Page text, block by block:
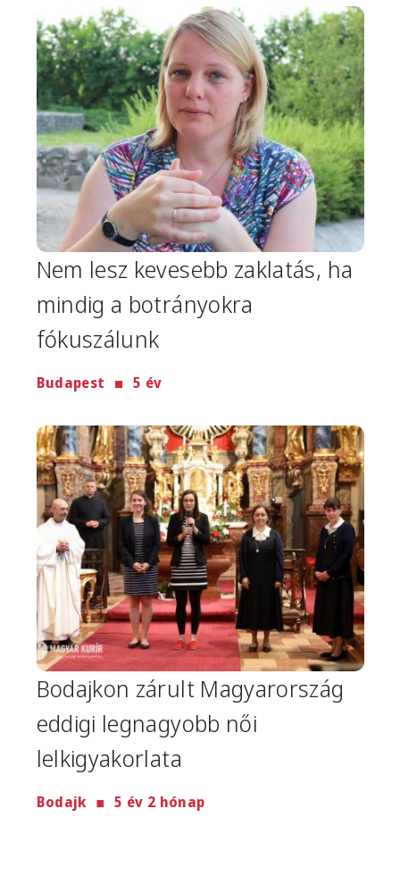
Image
Nem lesz kevesebb zaklatás, ha
mindig a botrányokra
fókuszálunk
Budapest 5 év
Image
Bodajkon zárult Magyarország
eddigi legnagyobb női
lelkigyakorlata
Bodajk 5 év 2 hónap